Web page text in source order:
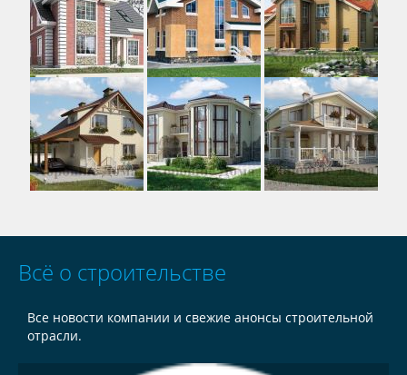
Всё о строительстве
Все новости компании и свежие анонсы строительной
отрасли.